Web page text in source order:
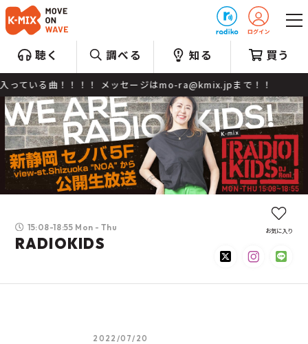
聴く 調べる 知る 買う
る曲！！！！ メッセージはmo-ra@kmix.jpまで！！
15:08-18:55 Mon - Thu
RADIOKIDS
お気に入り
2022/07/20